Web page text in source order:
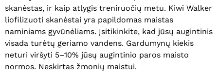
skanėstas, ir kaip atlygis treniruočių metu. Kiwi Walker
liofilizuoti skanėstai yra papildomas maistas
naminiams gyvūnėliams. Įsitikinkite, kad jūsų augintinis
visada turėtų geriamo vandens. Gardumynų kiekis
neturi viršyti 5–10% jūsų augintinio paros maisto
normos. Neskirtas žmonių maistui.